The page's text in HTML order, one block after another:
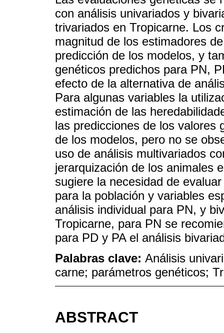
con análisis univariados y
trivariados en Tropicarne. Los
magnitud de los estimadores
predicción de los modelos, y
genéticos predichos para PN,
efecto de la alternativa de
Para algunas variables la
estimación de las
las predicciones de los valores
de los modelos, pero no se
uso de análisis multivariados
jerarquización de los animales
sugiere la necesidad de
para la población y variables
análisis individual para PN, y
Tropicarne, para PN se
para PD y PA el análisis
Palabras clave: Análisis
carne; parámetros genéticos;
ABSTRACT